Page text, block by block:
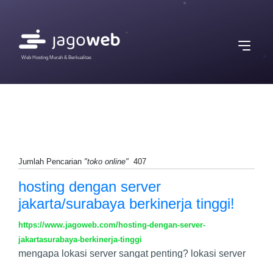
Web Hosting Murah & Berkualitas
Jumlah Pencarian "toko online" 407
hosting dengan server
jakarta/surabaya berkinerja tinggi!
https://www.jagoweb.com/hosting-dengan-server-
jakartasurabaya-berkinerja-tinggi
mengapa lokasi server sangat penting? lokasi server